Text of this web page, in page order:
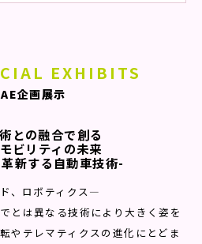
EXHIBITS
企画展示
との融合で創る
ビリティの未来
新する自動車技術-
、ロボティクス—
とは異なる技術により大きく姿を
やテレマティクスの進化にとどま